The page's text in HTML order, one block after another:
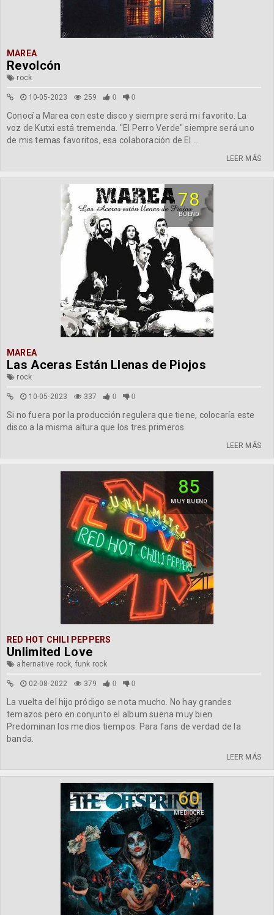
MAREA
Revolcón
rock
10-05-2023 259 0 0
Conocí a Marea con este disco y siempre será mi favorito. La
voz de Kutxi está tremenda. "El Perro Verde" siempre será uno
de mis temas favoritos, esa colaboración de El ...
LEER MÁS
78
BUENO
MAREA
Las Aceras Están Llenas de Piojos
rock
10-05-2023 337 0 0
Si no fuera por la producción regulera que tiene, colocaría este
disco a la misma altura que los tres primeros.
LEER MÁS
85
MUY BUENO
RED HOT CHILI PEPPERS
Unlimited Love
alternative rock, funk rock
02-08-2022 379 0 0
La vuelta del hijo pródigo se nota mucho. No hay grandes
temazos pero en conjunto el album suena muy bien.
Predominan los medios tiempos. Para fans de verdad de la
banda.
LEER MÁS
60
MEDIOCRE